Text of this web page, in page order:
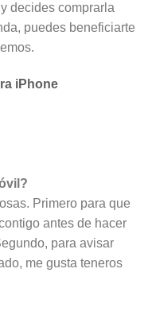
decides comprarla
puedes beneficiarte
iPhone
Primero para que
antes de hacer
para avisar
me gusta teneros